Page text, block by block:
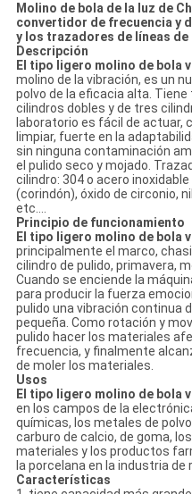
Molino de bola de la luz de
convertidor de frecuencia y
y los trazadores de líneas de
Descripción
El tipo ligero molino de bola
molino de la vibración, es un
polvo de la eficacia alta.
cilindros dobles y de tres
laboratorio es fácil de actuar,
limpiar, fuerte en la
sin ninguna contaminación
el pulido seco y mojado.
cilindro: 304 o acero
(corindón), óxido de circonio,
etc….
Principio de funcionamiento
El tipo ligero molino de bola
principalmente el marco,
cilindro de pulido, primavera,
Cuando se enciende la
para producir la fuerza
pulido una vibración continua
pequeña. Como rotación y
pulido hacer los materiales
frecuencia, y finalmente
de moler los materiales.
Usos
El tipo ligero molino de bola
en los campos de la
químicas, los metales de
carburo de calcio, de goma,
materiales y los productos
la porcelana en la industria de
Características